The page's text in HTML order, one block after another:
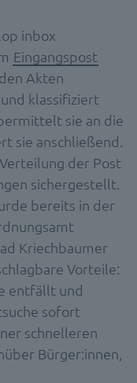
inbox
Eingangspost
Akten
klassifiziert
sie an die
sie anschließend.
der Post
sichergestellt.
bereits in der
Kriechbaumer
Vorteile:
entfällt und
sofort
schnelleren
Bürger:innen,